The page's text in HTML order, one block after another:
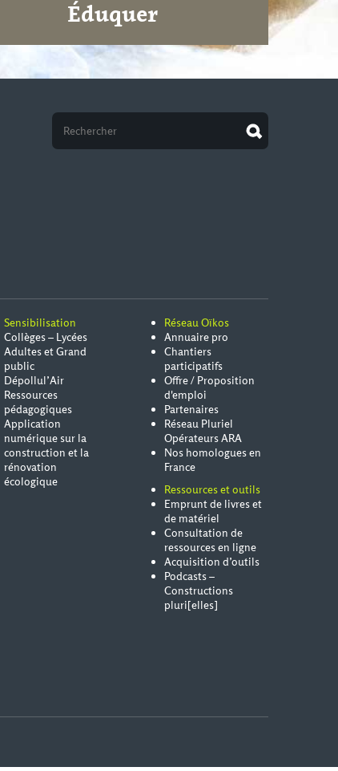
Éduquer
Sensibilisation
Collèges – Lycées
Adultes et Grand
public
Dépollul’Air
Ressources
pédagogiques
Application
numérique sur la
construction et la
rénovation
écologique
Réseau Oïkos
Annuaire pro
Chantiers
participatifs
Offre / Proposition
d'emploi
Partenaires
Réseau Pluriel
Opérateurs ARA
Nos homologues en
France
Ressources et outils
Emprunt de livres et
de matériel
Consultation de
ressources en ligne
Acquisition d’outils
Podcasts –
Constructions
pluri[elles]